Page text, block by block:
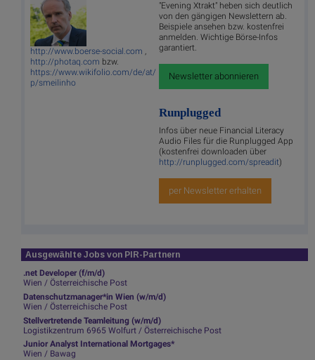
http://www.boerse-social.com ,
http://photaq.com bzw.
https://www.wikifolio.com/de/at/
p/smeilinho
"Evening Xtrakt" heben sich deutlich
von den gängigen Newslettern ab.
Beispiele ansehen bzw. kostenfrei
anmelden. Wichtige Börse-Infos
garantiert.
Newsletter abonnieren
Runplugged
Infos über neue Financial Literacy
Audio Files für die Runplugged App
(kostenfrei downloaden über
http://runplugged.com/spreadit)
per Newsletter erhalten
Ausgewählte Jobs von PIR-Partnern
.net Developer (f/m/d)
Wien / Österreichische Post
Datenschutzmanager*in Wien (w/m/d)
Wien / Österreichische Post
Stellvertretende Teamleitung (w/m/d)
Logistikzentrum 6965 Wolfurt / Österreichische Post
Junior Analyst International Mortgages*
Wien / Bawag